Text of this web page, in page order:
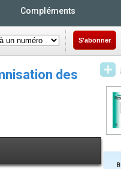
Compléments
S'abonner
des